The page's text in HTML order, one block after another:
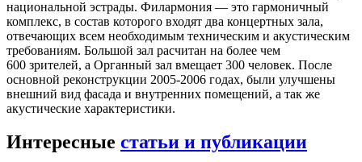
национальной эстрады. Филармония — это гармоничный
комплекс, в состав которого входят два концертных зала,
отвечающих всем необходимым техническим и акустическим
требованиям. Большой зал расчитан на более чем
600 зрителей, а Органный зал вмещает 300 человек. После
основной реконструкции 2005-2006 годах, были улучшены
внешний вид фасада и внутренних помещений, а так же
акустические характеристики.
Интересные статьи и публикации